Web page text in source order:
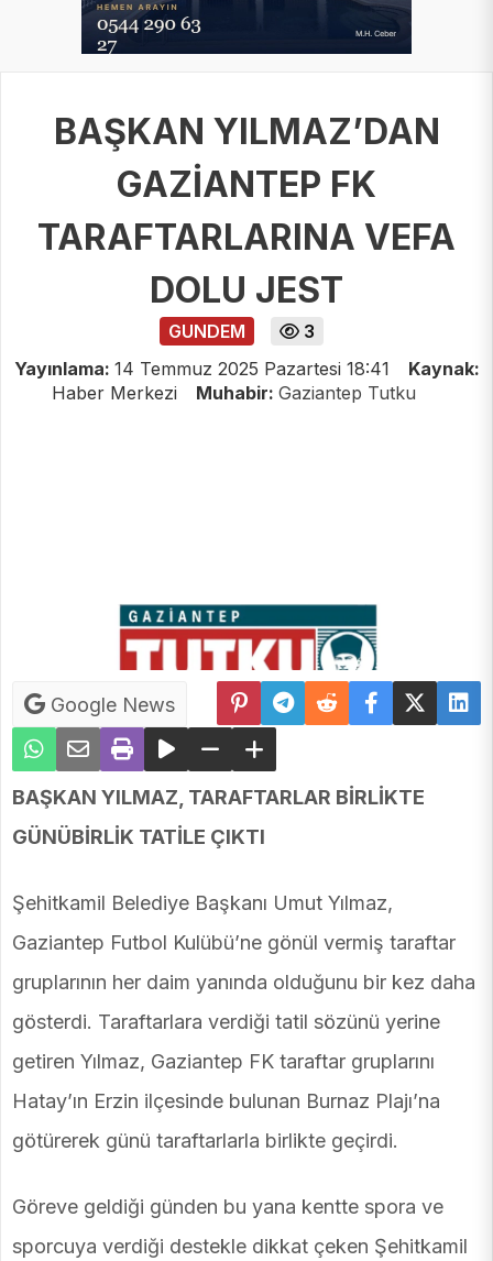
BAŞKAN YILMAZ’DAN
GAZİANTEP FK
TARAFTARLARINA VEFA
DOLU JEST
GUNDEM
3
Yayınlama: 14 Temmuz 2025 Pazartesi 18:41
Kaynak:
Haber Merkezi
Muhabir: Gaziantep Tutku
Google News
BAŞKAN YILMAZ, TARAFTARLAR BİRLİKTE
GÜNÜBİRLİK TATİLE ÇIKTI
Şehitkamil Belediye Başkanı Umut Yılmaz,
Gaziantep Futbol Kulübü’ne gönül vermiş taraftar
gruplarının her daim yanında olduğunu bir kez daha
gösterdi. Taraftarlara verdiği tatil sözünü yerine
getiren Yılmaz, Gaziantep FK taraftar gruplarını
Hatay’ın Erzin ilçesinde bulunan Burnaz Plajı’na
götürerek günü taraftarlarla birlikte geçirdi.
Göreve geldiği günden bu yana kentte spora ve
sporcuya verdiği destekle dikkat çeken Şehitkamil